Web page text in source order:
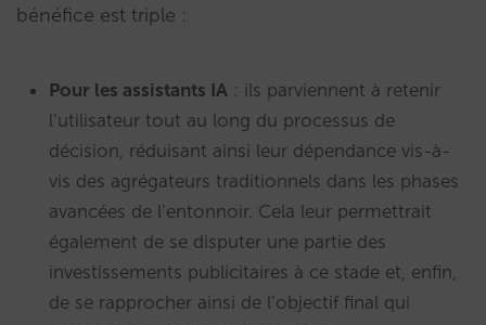
bénéfice est triple :
Pour les assistants IA : ils parviennent à retenir
l’utilisateur tout au long du processus de
décision, réduisant ainsi leur dépendance vis-à-
vis des agrégateurs traditionnels dans les phases
avancées de l’entonnoir. Cela leur permettrait
également de se disputer une partie des
investissements publicitaires à ce stade et, enfin,
de se rapprocher ainsi de l’objectif final qui